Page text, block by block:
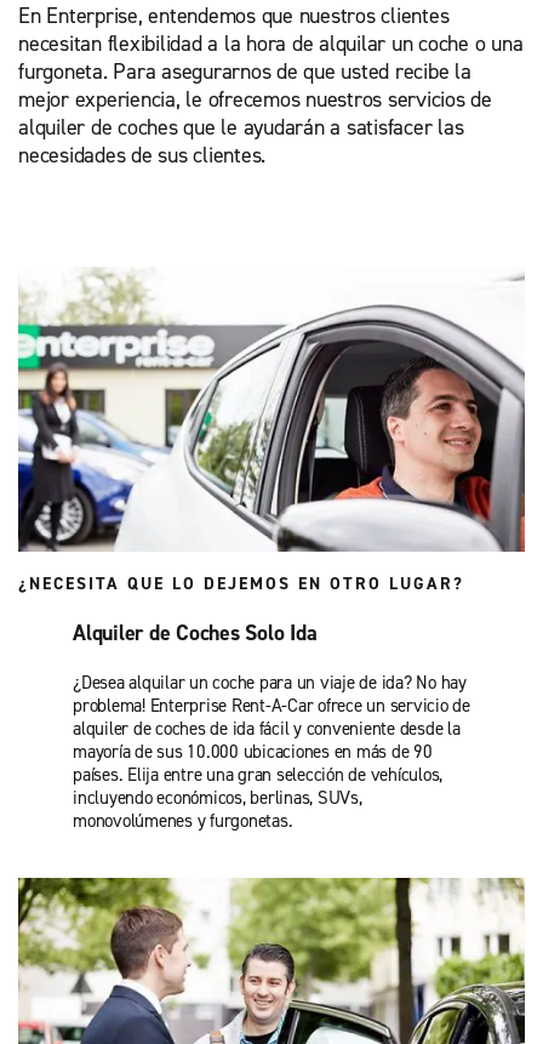
En Enterprise, entendemos que nuestros clientes
necesitan flexibilidad a la hora de alquilar un coche o una
furgoneta. Para asegurarnos de que usted recibe la
mejor experiencia, le ofrecemos nuestros servicios de
alquiler de coches que le ayudarán a satisfacer las
necesidades de sus clientes.
¿NECESITA QUE LO DEJEMOS EN OTRO LUGAR?
Alquiler de Coches Solo Ida
¿Desea alquilar un coche para un viaje de ida? No hay
problema! Enterprise Rent-A-Car ofrece un servicio de
alquiler de coches de ida fácil y conveniente desde la
mayoría de sus 10.000 ubicaciones en más de 90
países. Elija entre una gran selección de vehículos,
incluyendo económicos, berlinas, SUVs,
monovolúmenes y furgonetas.